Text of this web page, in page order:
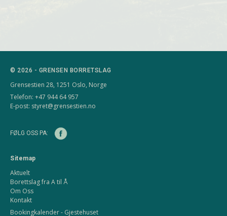
© 2026 - GRENSEN BORRETSLAG
Grensestien 28, 1251 Oslo, Norge
Telefon: +47 944 64 957
E-post: styret@grensestien.no
FØLG OSS PA:
Sitemap
Aktuelt
Borettslag fra A til Å
Om Oss
Kontakt
Bookingkalender - Gjestehuset